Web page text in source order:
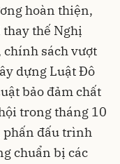
hoàn thiện,
thế Nghị
chính sách vượt
dựng Luật Đô
bảo đảm chất
trong tháng 10
phấn đấu trình
chuẩn bị các